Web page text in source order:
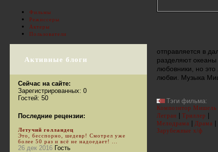
отправляется в
разделяют
любовники, но это
любви. Музыка
Тэги фильма:
Композитор Мишель
Легран | Триллер |
Мелодрама | Драма |
Зарубежные х/ф
Фильмы
Режиссеры
Актеры
Пользователи
Активные блоги
Сейчас на сайте:
Зарегистрированных: 0
Гостей: 50
Последние рецензии:
Летучий голландец
Это, бесспорно, шедевр! Смотрел уже
более 50 раз и всё не надоедает! ...
26 дек 2016 Гость